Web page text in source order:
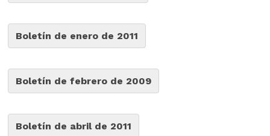
Boletín de enero de 2011
Boletín de febrero de 2009
Boletín de abril de 2011